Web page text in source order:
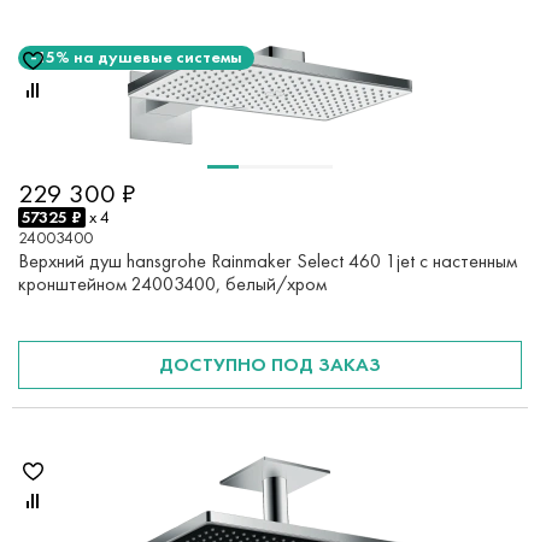
-15% на душевые системы
229 300 ₽
57325 ₽ x 4
24003400
Верхний душ hansgrohe Rainmaker Select 460 1jet с настенным
кронштейном 24003400, белый/хром
ДОСТУПНО ПОД ЗАКАЗ